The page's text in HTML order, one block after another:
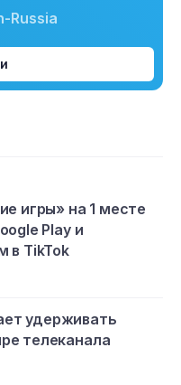
Russia
игры» на 1 месте
Play и
в TikTok
удерживать
телеканала